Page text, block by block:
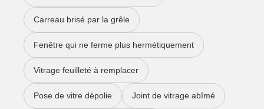
Carreau brisé par la grêle
Fenêtre qui ne ferme plus hermétiquement
Vitrage feuilleté à remplacer
Pose de vitre dépolie Joint de vitrage abîmé